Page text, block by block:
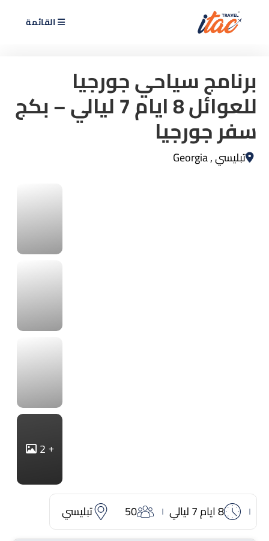
القائمة
برنامج سياحي جورجيا
للعوائل 8 ايام 7 ليالي – بكج
سفر جورجيا
تبليسي , Georgia
2
8 ايام 7 ليالي 50 تبليسي